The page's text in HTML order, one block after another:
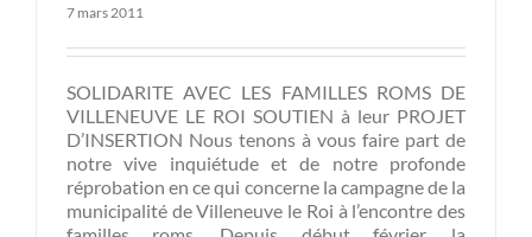
7 mars 2011
SOLIDARITE AVEC LES FAMILLES ROMS DE
VILLENEUVE LE ROI SOUTIEN à leur PROJET
D’INSERTION Nous tenons à vous faire part de
notre vive inquiétude et de notre profonde
réprobation en ce qui concerne la campagne de la
municipalité de Villeneuve le Roi à l’encontre des